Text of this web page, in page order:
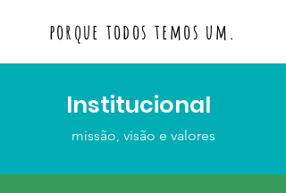
porque todos temos um.
Institucional
missão, visão e valores